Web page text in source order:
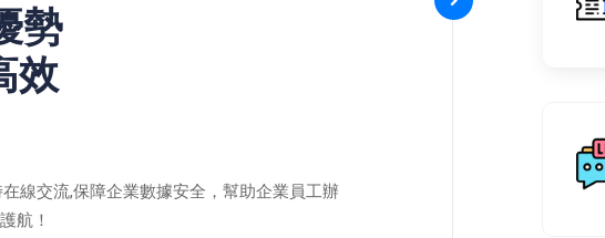
勢
效
線交流,保障企業數據安全，幫助企業員工辦
航！